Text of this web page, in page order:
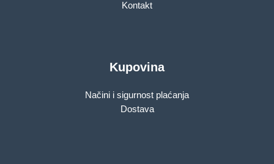
Kontakt
Kupovina
Načini i sigurnost plaćanja
Dostava